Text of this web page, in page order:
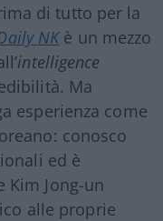
di tutto per la
NKè un mezzo
intelligence
Ma
esperienza come
conosco
ed è
Kim Jong-un
alle proprie